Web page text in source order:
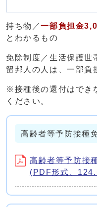
持ち物／一部負担金
とわかるもの
免除制度／生活保護世
留邦人の人は、一部負
※接種後の還付はでき
ください。
高齢者等予防接種
高齢者等予防接
(PDF形式、